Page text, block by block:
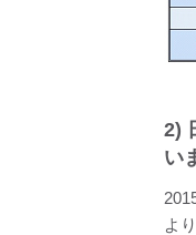
2)
い
よ